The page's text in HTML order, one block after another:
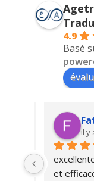
4.9
Basé
il y
et